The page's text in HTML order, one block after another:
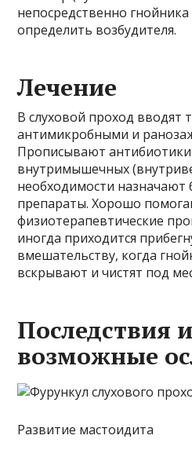
непосредственно
определить возбудителя.
Лечение
В слуховой проход вводят
антимикробными и
Прописывают
внутримышечных
необходимости
препараты. Хорошо
физиотерапевтические
иногда приходится
вмешательству, когда
вскрывают и чистят под
Последствия и
возможные
Развитие мастоидита